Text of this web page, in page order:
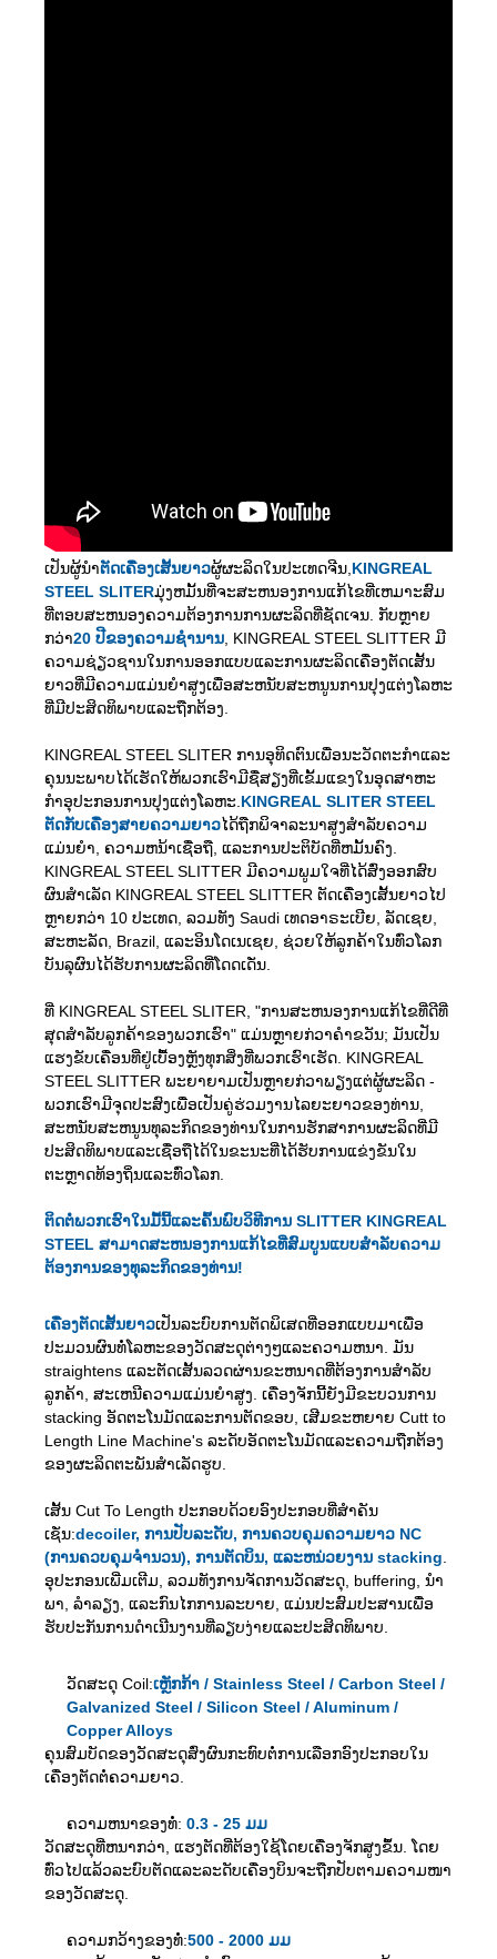
ເປັນຜູ້ນໍາຕັດເຄື່ອງເສັ້ນຍາວຜູ້ຜະລິດໃນປະເທດຈີນ, KINGREAL
STEEL SLITERມຸ່ງຫມັ້ນທີ່ຈະສະຫນອງການແກ້ໄຂທີ່ເຫມາະສົມ
ທີ່ຕອບສະຫນອງຄວາມຕ້ອງການການຜະລິດທີ່ຊັດເຈນ. ກັບຫຼາຍ
ກວ່າ20 ປີຂອງຄວາມຊໍານານ , KINGREAL STEEL SLITTER ມີ
ຄວາມຊ່ຽວຊານໃນການອອກແບບແລະການຜະລິດເຄື່ອງຕັດເສັ້ນ
ຍາວທີ່ມີຄວາມແມ່ນຍໍາສູງເພື່ອສະຫນັບສະຫນູນການປຸງແຕ່ງໂລຫະ
ທີ່ມີປະສິດທິພາບແລະຖືກຕ້ອງ.
KINGREAL STEEL SLITER ການອຸທິດຕົນເພື່ອນະວັດຕະກໍາແລະ
ຄຸນນະພາບໄດ້ເຮັດໃຫ້ພວກເຮົາມີຊື່ສຽງທີ່ເຂັ້ມແຂງໃນອຸດສາຫະ
ກໍາອຸປະກອນການປຸງແຕ່ງໂລຫະ. KINGREAL SLITER STEEL
ຕັດກັບເຄື່ອງສາຍຄວາມຍາວໄດ້ຖືກພິຈາລະນາສູງສໍາລັບຄວາມ
ແມ່ນຍໍາ, ຄວາມຫນ້າເຊື່ອຖື, ແລະການປະຕິບັດທີ່ຫມັ້ນຄົງ.
KINGREAL STEEL SLITTER ມີຄວາມພູມໃຈທີ່ໄດ້ສົ່ງອອກສົບ
ຜົນສໍາເລັດ KINGREAL STEEL SLITTER ຕັດເຄື່ອງເສັ້ນຍາວໄປ
ຫຼາຍກວ່າ 10 ປະເທດ, ລວມທັງ Saudi ເທດອາຣະເບີຍ, ລັດເຊຍ,
ສະຫະລັດ, Brazil, ແລະອິນໂດເນເຊຍ, ຊ່ວຍໃຫ້ລູກຄ້າໃນທົ່ວໂລກ
ບັນລຸຜົນໄດ້ຮັບການຜະລິດທີ່ໂດດເດັ່ນ.
ທີ່ KINGREAL STEEL SLITER, "ການສະຫນອງການແກ້ໄຂທີ່ດີທີ່
ສຸດສໍາລັບລູກຄ້າຂອງພວກເຮົາ" ແມ່ນຫຼາຍກ່ວາຄໍາຂວັນ; ມັນເປັນ
ແຮງຂັບເຄື່ອນທີ່ຢູ່ເບື້ອງຫຼັງທຸກສິ່ງທີ່ພວກເຮົາເຮັດ. KINGREAL
STEEL SLITTER ພະຍາຍາມເປັນຫຼາຍກ່ວາພຽງແຕ່ຜູ້ຜະລິດ -
ພວກເຮົາມີຈຸດປະສົງເພື່ອເປັນຄູ່ຮ່ວມງານໄລຍະຍາວຂອງທ່ານ,
ສະຫນັບສະຫນູນທຸລະກິດຂອງທ່ານໃນການຮັກສາການຜະລິດທີ່ມີ
ປະສິດທິພາບແລະເຊື່ອຖືໄດ້ໃນຂະນະທີ່ໄດ້ຮັບການແຂ່ງຂັນໃນ
ຕະຫຼາດທ້ອງຖິ່ນແລະທົ່ວໂລກ.
ຕິດຕໍ່ພວກເຮົາໃນມື້ນີ້ແລະຄົ້ນພົບວິທີການ SLITTER KINGREAL
STEEL ສາມາດສະຫນອງການແກ້ໄຂທີ່ສົມບູນແບບສໍາລັບຄວາມ
ຕ້ອງການຂອງທຸລະກິດຂອງທ່ານ!
ເຄື່ອງຕັດເສັ້ນຍາວເປັນລະບົບການຕັດພິເສດທີ່ອອກແບບມາເພື່ອ
ປະມວນຜົນທໍ່ໂລຫະຂອງວັດສະດຸຕ່າງໆແລະຄວາມຫນາ. ມັນ
straightens ແລະຕັດເສັ້ນລວດຜ່ານຂະຫນາດທີ່ຕ້ອງການສໍາລັບ
ລູກຄ້າ, ສະເຫນີຄວາມແມ່ນຍໍາສູງ. ເຄື່ອງຈັກນີ້ຍັງມີຂະບວນການ
stacking ອັດຕະໂນມັດແລະການຕັດຂອບ, ເສີມຂະຫຍາຍ Cutt to
Length Line Machine's ລະດັບອັດຕະໂນມັດແລະຄວາມຖືກຕ້ອງ
ຂອງຜະລິດຕະພັນສໍາເລັດຮູບ.
ເສັ້ນ Cut To Length ປະກອບດ້ວຍອົງປະກອບທີ່ສໍາຄັນ
ເຊັ່ນ:decoiler, ການ​ປັບ​ລະ​ດັບ, ການ​ຄວບ​ຄຸມ​ຄວາມ​ຍາວ NC
(ການ​ຄວບ​ຄຸມ​ຈໍາ​ນວນ​)​, ການ​ຕັດ​ບິນ​, ແລະ​ຫນ່ວຍ​ງານ stacking
ອຸປະກອນເພີ່ມເຕີມ, ລວມທັງການຈັດການວັດສະດຸ, buffering, ນໍາ
ພາ, ລໍາລຽງ, ແລະກົນໄກການລະບາຍ, ແມ່ນປະສົມປະສານເພື່ອ
ຮັບປະກັນການດໍາເນີນງານທີ່ລຽບງ່າຍແລະປະສິດທິພາບ.
ວັດສະດຸ Coil:ເຫຼັກກ້າ / Stainless Steel / Carbon Steel /
Galvanized Steel / Silicon Steel / Aluminum /
Copper Alloys
ຄຸນສົມບັດຂອງວັດສະດຸສົ່ງຜົນກະທົບຕໍ່ການເລືອກອົງປະກອບໃນ
ເຄື່ອງຕັດຕໍ່ຄວາມຍາວ.
ຄວາມຫນາຂອງທໍ່: 0.3 - 25 ມມ
ວັດສະດຸທີ່ຫນາກວ່າ, ແຮງຕັດທີ່ຕ້ອງໃຊ້ໂດຍເຄື່ອງຈັກສູງຂຶ້ນ. ໂດຍ
ທົ່ວໄປແລ້ວລະບົບຕັດແລະລະດັບເຄື່ອງບິນຈະຖືກປັບຕາມຄວາມໜາ
ຂອງວັດສະດຸ.
ຄວາມກວ້າງຂອງທໍ່:500 - 2000 ມມ